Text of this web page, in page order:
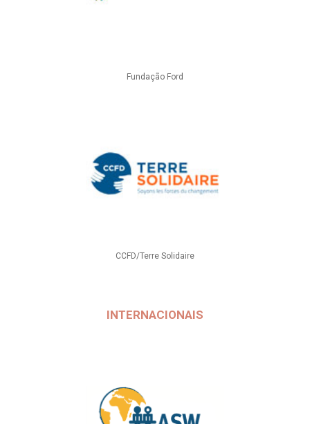
Fundação Ford
CCFD/Terre Solidaire
INTERNACIONAIS